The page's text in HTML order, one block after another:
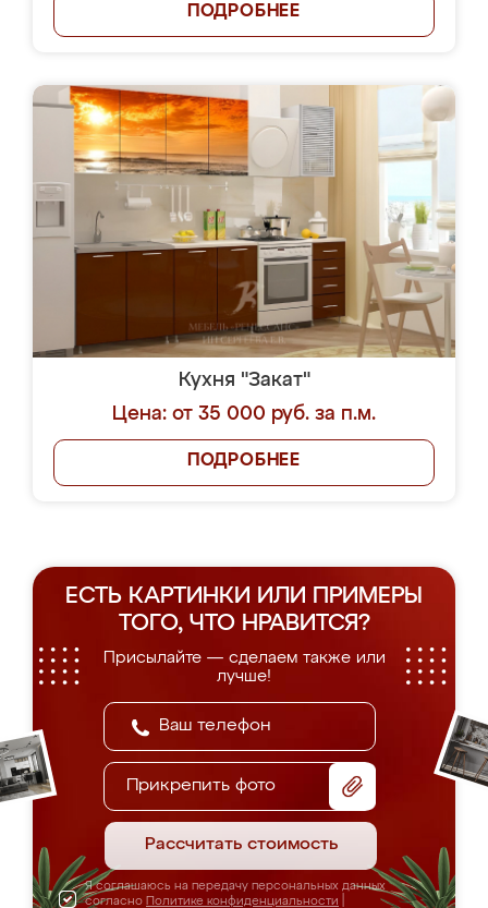
ПОДРОБНЕЕ
Кухня "Закат"
Цена: от 35 000 руб. за п.м.
ПОДРОБНЕЕ
ЕСТЬ КАРТИНКИ ИЛИ ПРИМЕРЫ
ТОГО, ЧТО НРАВИТСЯ?
Присылайте — сделаем также или
лучше!
Прикрепить фото
Рассчитать стоимость
Я соглашаюсь на передачу персональных данных
согласно Политике конфиденциальности